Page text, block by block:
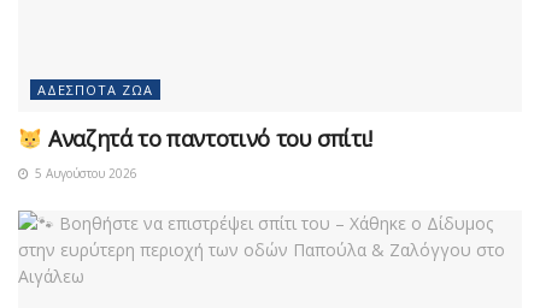
ΑΔΈΣΠΟΤΑ ΖΏΑ
Αναζητά το παντοτινό του σπίτι!
5 Αυγούστου 2026